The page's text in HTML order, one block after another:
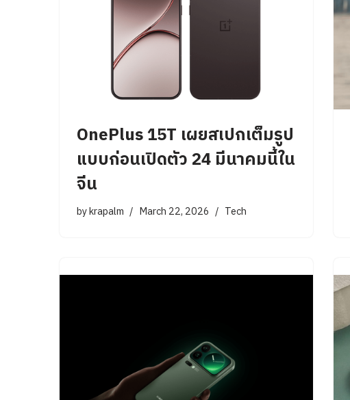
OnePlus 15T เผยสเปกเต็มรูป
แบบก่อนเปิดตัว 24 มีนาคมนี้ใน
จีน
bykrapalm March 22, 2026 Tech